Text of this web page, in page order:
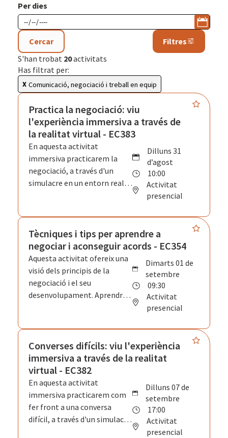
Per dies
Cercar
Filtres
S'han trobat 20activitats
Has filtrat per:
Comunicació, negociació i treball en equip
Practica la negociació: viu
l'experiència immersiva a través de
la realitat virtual - EC383
En aquesta activitat
immersiva practicarem la
negociació, a través d'un
simulacre en un entorn real i
instantani que t'ajudarà a
detectar les teves àrees de
millora.
dilluns 31
d’agost
10:00
Activitat
presencial
Tècniques i tips per aprendre a
negociar i aconseguir acords - EC354
Aquesta activitat ofereix una
visió dels principis de la
negociació i el seu
desenvolupament. Aprendràs
negociacions amb èxit;
mitjançant exercicis pràctics,
dinàmiques gamificades i
estudis de casos, entrenaràs
les habilitats clau necessàries
per a una bona negociació,
com la comunicació efectiva,
la lectura de l'interlocutor/a i
dimarts 01 de
setembre
09:30
Activitat
presencial
Converses difícils: viu l'experiència
immersiva a través de la realitat
virtual - EC382
En aquesta activitat
immersiva practicarem com
fer front a una conversa
difícil, a través d'un simulacre
dilluns 07 de
setembre
17:00
Activitat
presencial